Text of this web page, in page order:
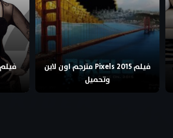
فيلم Pixels 2015 مترجم اون لاين
وتحميل